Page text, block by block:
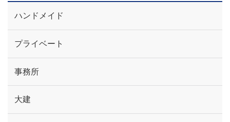
ハンドメイド
プライベート
事務所
大建